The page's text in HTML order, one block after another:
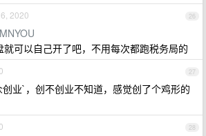
26
2020
可以自己开了吧，不用每次都跑税务局的
27
业`，创不创业不知道，感觉创了个鸡形的
28